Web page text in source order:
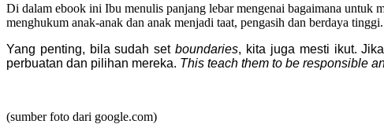
Di dalam ebook ini Ibu menulis panjang lebar mengenai bagaimana untuk
menghukum anak-anak dan anak menjadi taat, pengasih dan berdaya tinggi.
Yang penting, bila sudah setboundaries, kita juga mesti ikut.
perbuatan dan pilihan mereka. This teach them to be responsible
(sumber foto dari google.com)